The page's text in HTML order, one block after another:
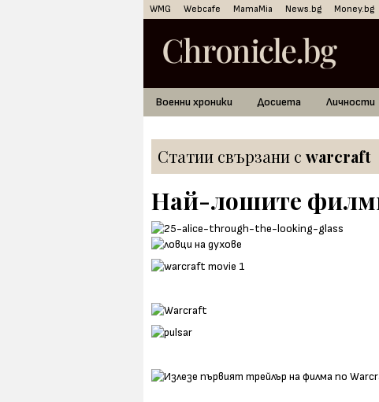
WMG Webcafe MamaMia News.bg Money.bg
Военни хроники Досиета Личности
Статии свързани с warcraft
Най-лошите